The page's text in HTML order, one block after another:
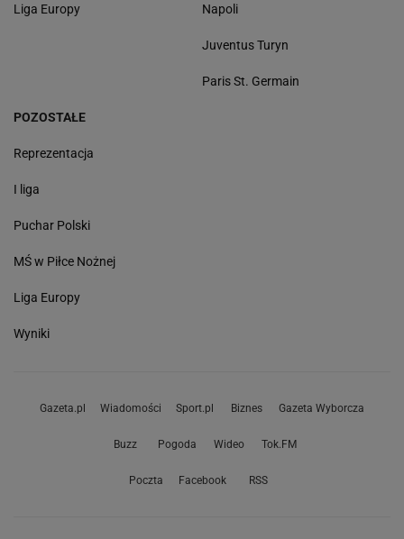
Liga Europy Napoli
Juventus Turyn
Paris St. Germain
POZOSTAŁE
Reprezentacja
I liga
Puchar Polski
MŚ w Piłce Nożnej
Liga Europy
Wyniki
Gazeta.pl Wiadomości Sport.pl Biznes Gazeta Wyborcza
Buzz Pogoda Wideo Tok.FM
Poczta Facebook RSS